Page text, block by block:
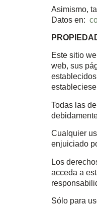
Asimismo,
Datos en:
Este sitio
web, sus
Todas las
Cualquier
enjuiciado
Los
acceda a
Sólo para